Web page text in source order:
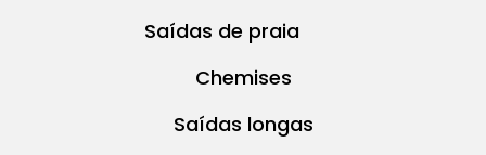
Saídas de praia
Chemises
Saídas longas